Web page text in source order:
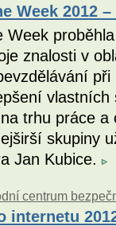
Week 2012
Week
znalosti v
trhu práce
skupiny
Jan Kubice.
centrum
internetu